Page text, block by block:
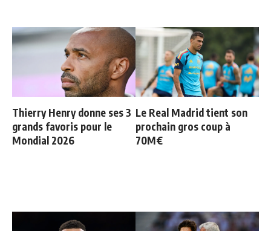
Thierry Henry donne ses 3
grands favoris pour le
Mondial 2026
Le Real Madrid tient son
prochain gros coup à
70M€